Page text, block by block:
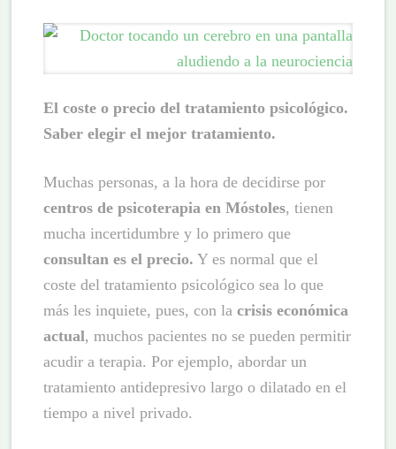
El coste o precio del tratamiento psicológico.
Saber elegir el mejor tratamiento.
Muchas personas, a la hora de decidirse por
centros de psicoterapia en Móstoles, tienen
mucha incertidumbre y lo primero que
consultan es el precio. Y es normal que el
coste del tratamiento psicológico sea lo que
más les inquiete, pues, con lacrisis económica
actual, muchos pacientes no se pueden permitir
acudir a terapia. Por ejemplo, abordar un
tratamiento antidepresivo largo o dilatado en el
tiempo a nivel privado.